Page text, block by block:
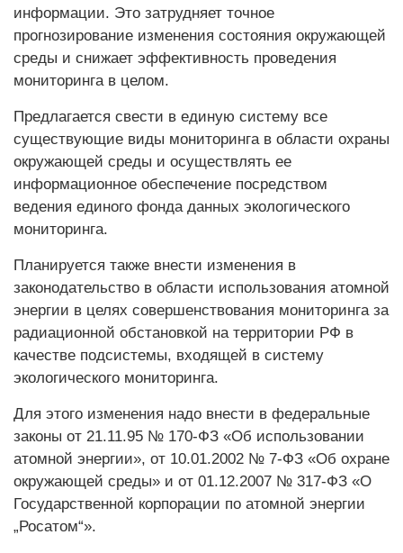
информации. Это затрудняет точное
прогнозирование изменения состояния окружающей
среды и снижает эффективность проведения
мониторинга в целом.
Предлагается свести в единую систему все
существующие виды мониторинга в области охраны
окружающей среды и осуществлять ее
информационное обеспечение посредством
ведения единого фонда данных экологического
мониторинга.
Планируется также внести изменения в
законодательство в области использования атомной
энергии в целях совершенствования мониторинга за
радиационной обстановкой на территории РФ в
качестве подсистемы, входящей в систему
экологического мониторинга.
Для этого изменения надо внести в федеральные
законы от 21.11.95 № 170-ФЗ «Об использовании
атомной энергии», от 10.01.2002 № 7-ФЗ «Об охране
окружающей среды» и от 01.12.2007 № 317-ФЗ «О
Государственной корпорации по атомной энергии
„Росатом“».